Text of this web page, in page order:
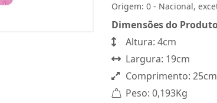
Origem: 0 - Nacional,
Dimensões do
Altura: 4cm
Largura: 19cm
Comprimento: 25cm
Peso: 0,193Kg